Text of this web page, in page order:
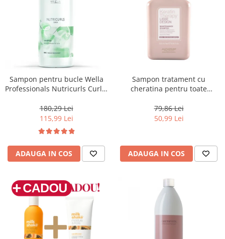
Sampon pentru bucle Wella
Professionals Nutricurls Curls,
180,29 Lei
115,99 Lei
ADAUGA IN COS
Sampon tratament cu
cheratina pentru toate
Design Keratin Therapy, 250
ml
79,86 Lei
50,99 Lei
ADAUGA IN COS